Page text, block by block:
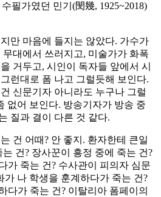
필가였던 민기(閔幾, 1925~2018)
만 마음에 들지는 않았다. 가수가
대에서 쓰러지고, 미술가가 화폭
거두고, 시인이 독자들 앞에서 시
런대로 폼 나고 그럴듯해 보인다.
신문기자 아니라도 누구나 그럴
없어 보인다. 방송기자가 방송 중
질과 결이 다른 것 같다.
건 어때? 안 좋지. 환자한테 큰일
건? 장사꾼이 흥정 중에 죽는 건?
가 죽는 건? 수사관이 피의자 심문
가 나 학생을 훈계하다가 죽는 건?
다가 죽는 건? 이탈리아 폼페이의